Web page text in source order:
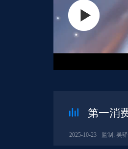
第一消
2025-10-23 监制: 吴驿